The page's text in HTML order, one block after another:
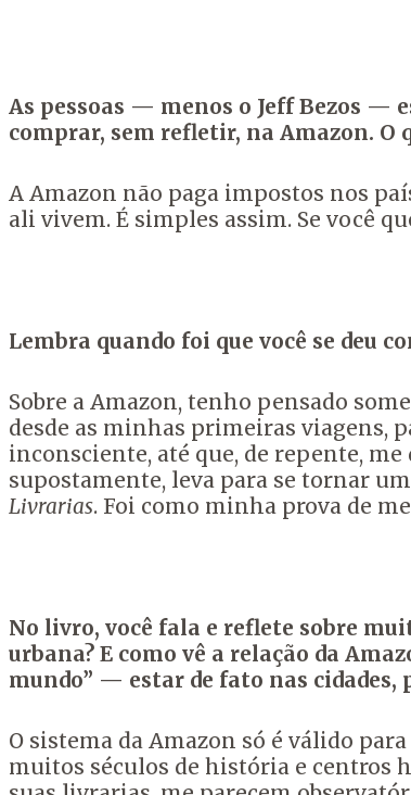
As pessoas — menos o Jeff Bezos —
comprar, sem refletir, na Amazon. O
A Amazon não paga impostos nos
ali vivem. É simples assim. Se você
Lembra quando foi que você se deu
Sobre a Amazon, tenho pensado
desde as minhas primeiras viagens,
inconsciente, até que, de repente,
supostamente, leva para se tornar
Livrarias. Foi como minha prova de
No livro, você fala e reflete sobre
urbana? E como vê a relação da
mundo” — estar de fato nas
O sistema da Amazon só é válido
muitos séculos de história e centros